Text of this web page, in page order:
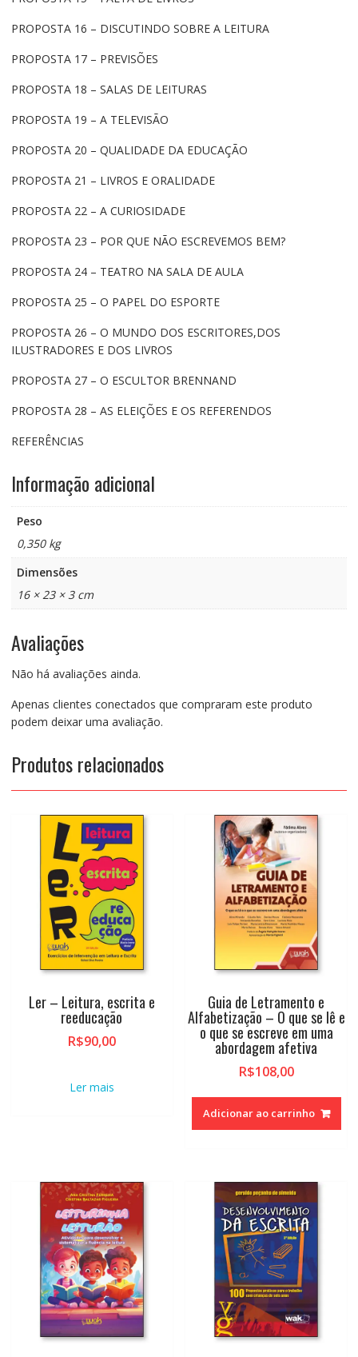
PROPOSTA 16 – DISCUTINDO SOBRE A LEITURA
PROPOSTA 17 – PREVISÕES
PROPOSTA 18 – SALAS DE LEITURAS
PROPOSTA 19 – A TELEVISÃO
PROPOSTA 20 – QUALIDADE DA EDUCAÇÃO
PROPOSTA 21 – LIVROS E ORALIDADE
PROPOSTA 22 – A CURIOSIDADE
PROPOSTA 23 – POR QUE NÃO ESCREVEMOS BEM?
PROPOSTA 24 – TEATRO NA SALA DE AULA
PROPOSTA 25 – O PAPEL DO ESPORTE
PROPOSTA 26 – O MUNDO DOS ESCRITORES,DOS
ILUSTRADORES E DOS LIVROS
PROPOSTA 27 – O ESCULTOR BRENNAND
PROPOSTA 28 – AS ELEIÇÕES E OS REFERENDOS
REFERÊNCIAS
Informação adicional
Peso
0,350 kg
Dimensões
16 × 23 × 3 cm
Avaliações
Não há avaliações ainda.
Apenas clientes conectados que compraram este produto
podem deixar uma avaliação.
Produtos relacionados
Ler – Leitura, escrita e
reeducação
R$90,00
Ler mais
Guia de Letramento e
Alfabetização – O que se lê e
o que se escreve em uma
abordagem afetiva
R$108,00
Adicionar ao carrinho